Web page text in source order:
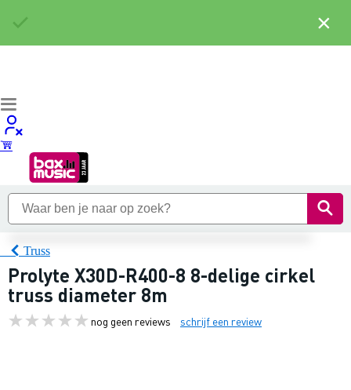
Truss
Prolyte X30D-R400-8 8-delige cirkel
truss diameter 8m
nog geen reviews schrijf een review
×